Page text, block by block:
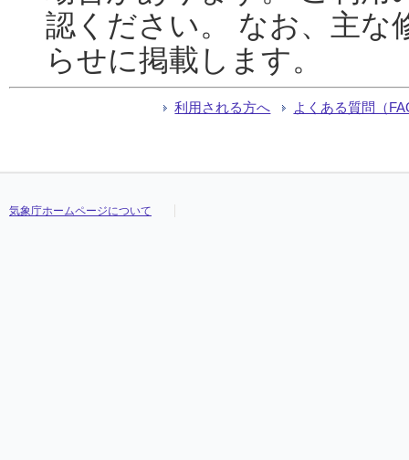
認ください。 なお、主な
らせに掲載します。
利用される方へ よくある質問（
気象庁ホームページについて